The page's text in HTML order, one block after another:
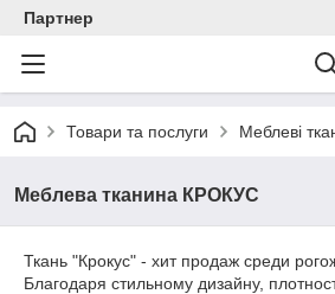
Партнер
Товари та послуги Меблеві
Меблева тканина КРОКУС
Ткань "Крокус" - хит продаж среди
Благодаря стильному дизайну,